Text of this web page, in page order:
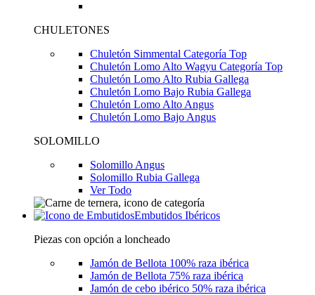
CHULETONES
Chuletón Simmental Categoría Top
Chuletón Lomo Alto Wagyu Categoría Top
Chuletón Lomo Alto Rubia Gallega
Chuletón Lomo Bajo Rubia Gallega
Chuletón Lomo Alto Angus
Chuletón Lomo Bajo Angus
SOLOMILLO
Solomillo Angus
Solomillo Rubia Gallega
Ver Todo
Embutidos Ibéricos
Piezas con opción a loncheado
Jamón de Bellota 100% raza ibérica
Jamón de Bellota 75% raza ibérica
Jamón de cebo ibérico 50% raza ibérica